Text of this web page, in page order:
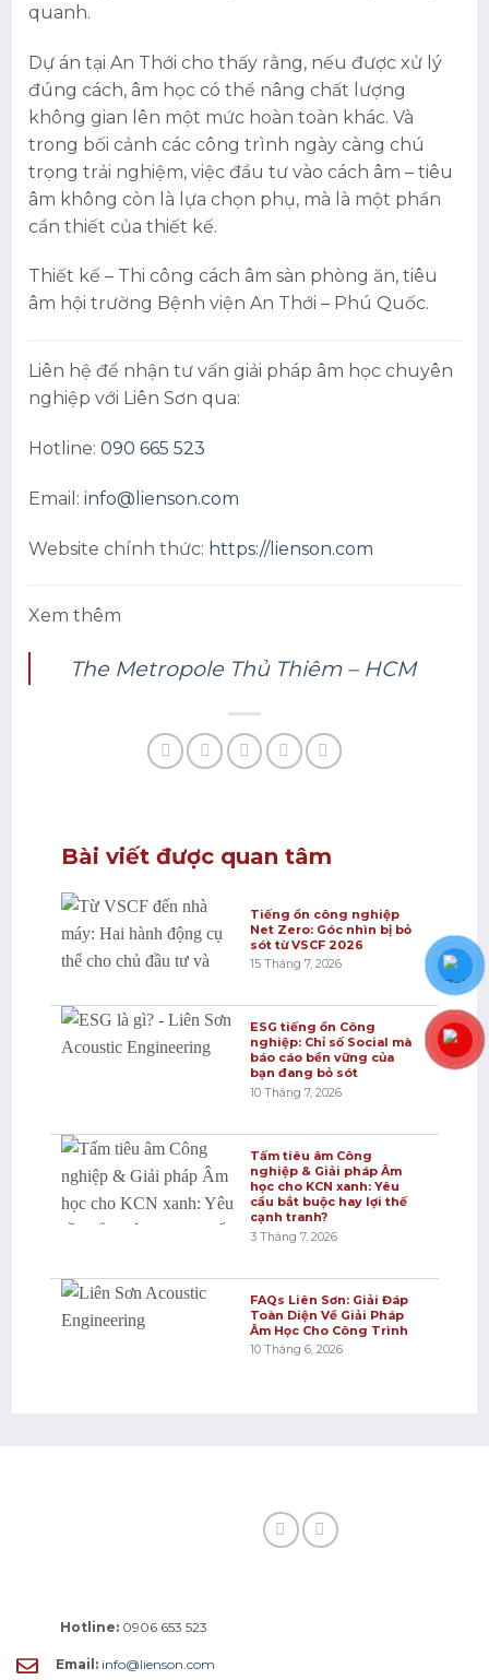
quanh.
Dự án tại An Thới cho thấy rằng, nếu được xử lý
đúng cách, âm học có thể nâng chất lượng
không gian lên một mức hoàn toàn khác. Và
trong bối cảnh các công trình ngày càng chú
trọng trải nghiệm, việc đầu tư vào cách âm – tiêu
âm không còn là lựa chọn phụ, mà là một phần
cần thiết của thiết kế.
Thiết kế – Thi công cách âm sàn phòng ăn, tiêu
âm hội trường Bệnh viện An Thới – Phú Quốc.
Liên hệ để nhận tư vấn giải pháp âm học chuyên
nghiệp với Liên Sơn qua:
Hotline:090 665 523
Email:info@lienson.com
Website chính thức: https://lienson.com
Xem thêm
The Metropole Thủ Thiêm – HCM
Bài viết được quan tâm
Tiếng ồn công nghiệp
Net Zero: Góc nhìn bị bỏ
sót từ VSCF 2026
15 Tháng 7, 2026
ESG tiếng ồn Công
nghiệp: Chỉ số Social mà
báo cáo bền vững của
bạn đang bỏ sót
10 Tháng 7, 2026
Tấm tiêu âm Công
nghiệp & Giải pháp Âm
học cho KCN xanh: Yêu
cầu bắt buộc hay lợi thế
cạnh tranh?
3 Tháng 7, 2026
FAQs Liên Sơn: Giải Đáp
Toàn Diện Về Giải Pháp
Âm Học Cho Công Trình
10 Tháng 6, 2026
Hotline: 0906 653 523
Email: info@lienson.com